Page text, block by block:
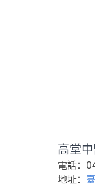
高堂
電話：
地址：